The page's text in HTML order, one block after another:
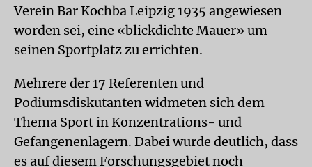
Verein Bar Kochba Leipzig 1935 angewiesen
worden sei, eine «blickdichte Mauer» um
seinen Sportplatz zu errichten.
Mehrere der 17 Referenten und
Podiumsdiskutanten widmeten sich dem
Thema Sport in Konzentrations- und
Gefangenenlagern. Dabei wurde deutlich, dass
es auf diesem Forschungsgebiet noch